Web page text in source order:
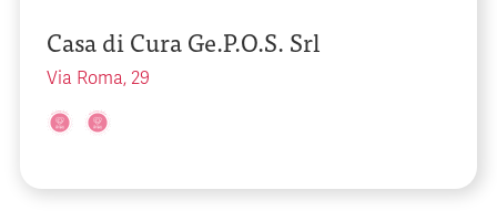
Casa di Cura Ge.P.O.S. Srl
Via Roma, 29